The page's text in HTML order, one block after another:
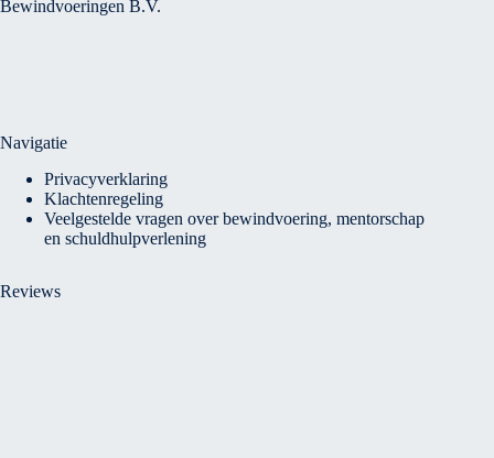
Bewindvoeringen B.V.
Navigatie
Privacyverklaring
Klachtenregeling
Veelgestelde vragen over bewindvoering, mentorschap
en schuldhulpverlening
Reviews